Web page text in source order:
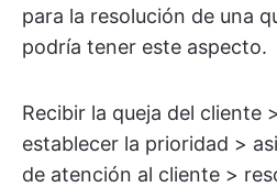
para la resolución de una
podría tener este aspecto.
Recibir la queja del cliente
establecer la prioridad >
de atención al cliente >